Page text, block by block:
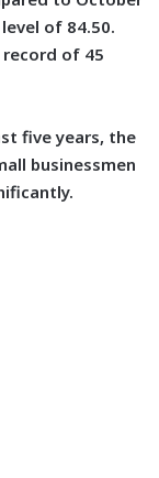
of 84.50.
of 45
five years, the
businessmen